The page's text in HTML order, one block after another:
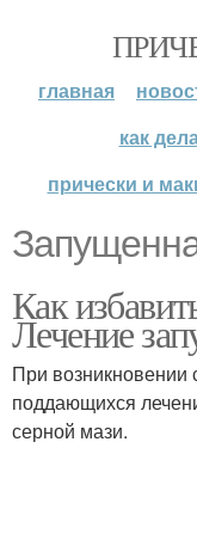
главная
как
прически и
Как
Лечение
При возникновении
поддающихся
серной мази.